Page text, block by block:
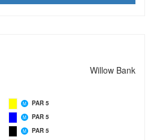
Willow Bank
M PAR 5
M PAR 5
M PAR 5